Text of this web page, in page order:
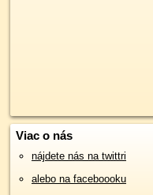
Viac o nás
nájdete nás na twittri
alebo na faceboooku